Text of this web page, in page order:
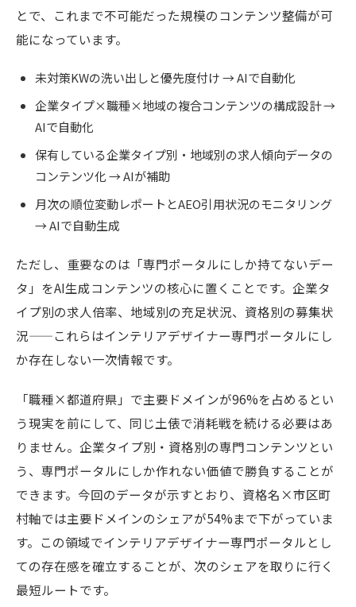
とで、これまで不可能だった規模のコンテンツ整備が可
能になっています。
未対策KWの洗い出しと優先度付け → AIで自動化
企業タイプ×職種×地域の複合コンテンツの構成設計 →
AIで自動化
保有している企業タイプ別・地域別の求人傾向データの
コンテンツ化 → AIが補助
月次の順位変動レポートとAEO引用状況のモニタリング
→ AIで自動生成
ただし、重要なのは「専門ポータルにしか持てないデー
タ」をAI生成コンテンツの核心に置くことです。企業タ
イプ別の求人倍率、地域別の充足状況、資格別の募集状
況——これらはインテリアデザイナー専門ポータルにし
か存在しない一次情報です。
「職種×都道府県」で主要ドメインが96%を占めるとい
う現実を前にして、同じ土俵で消耗戦を続ける必要はあ
りません。企業タイプ別・資格別の専門コンテンツとい
う、専門ポータルにしか作れない価値で勝負することが
できます。今回のデータが示すとおり、資格名×市区町
村軸では主要ドメインのシェアが54%まで下がっていま
す。この領域でインテリアデザイナー専門ポータルとし
ての存在感を確立することが、次のシェアを取りに行く
最短ルートです。